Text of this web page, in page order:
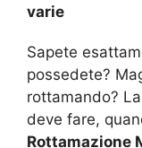
varie
Sapete
possedete?
rottamando?
deve fare,
Rottamazione